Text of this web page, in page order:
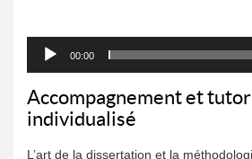
00:00
Accompagnement et
individualisé
L’art de la dissertation et la